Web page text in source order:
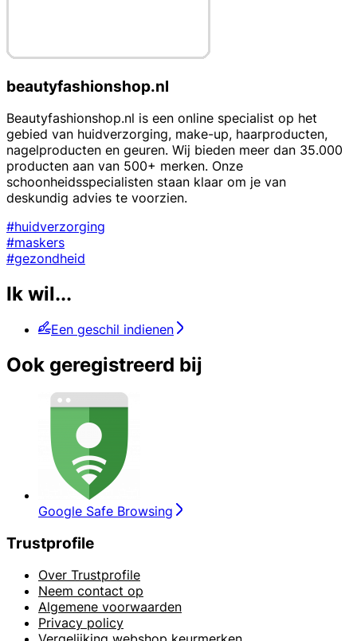
beautyfashionshop.nl
Beautyfashionshop.nl is een online specialist op het
gebied van huidverzorging, make-up, haarproducten,
nagelproducten en geuren. Wij bieden meer dan 35.000
producten aan van 500+ merken. Onze
schoonheidsspecialisten staan klaar om je van
deskundig advies te voorzien.
#huidverzorging
#maskers
#gezondheid
Ik wil...
Een geschil indienen
Ook geregistreerd bij
Google Safe Browsing
Trustprofile
Over Trustprofile
Neem contact op
Algemene voorwaarden
Privacy policy